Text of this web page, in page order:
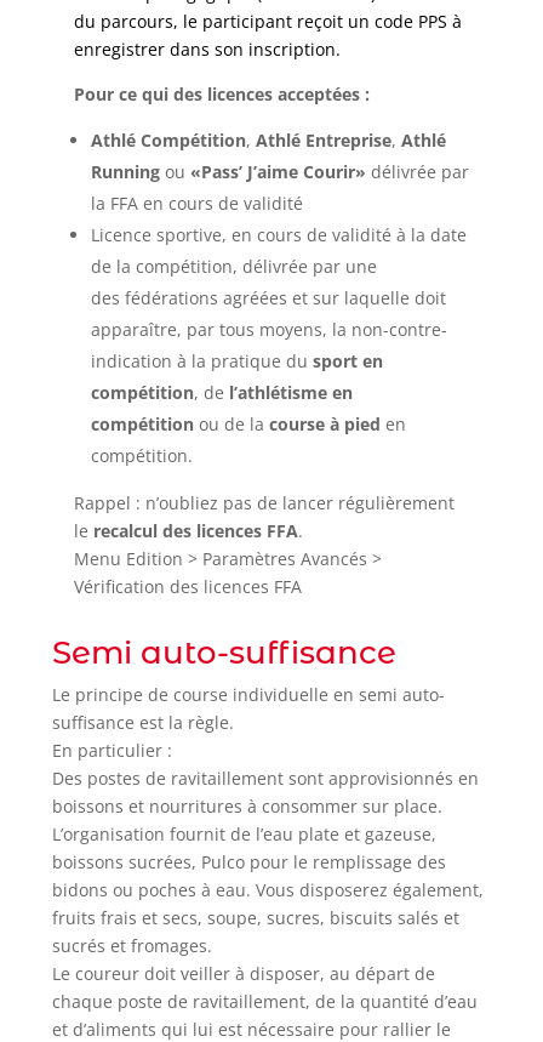
du parcours, le participant reçoit un code PPS à
enregistrer dans son inscription.
Pour ce qui des licences acceptées :
Athlé Compétition, Athlé Entreprise, Athlé
Runningou «Pass’ J’aime Courir» délivrée par
la FFA en cours de validité
Licence sportive, en cours de validité à la date
de la compétition, délivrée par une
des fédérations agréées et sur laquelle doit
apparaître, par tous moyens, la non-contre-
indication à la pratique du sport en
compétition, de l’athlétisme en
compétitionou de la course à pied en
compétition.
Rappel : n’oubliez pas de lancer régulièrement
le recalcul des licences FFA.
Menu Edition > Paramètres Avancés >
Vérification des licences FFA
Semi auto-suffisance
Le principe de course individuelle en semi auto-
suffisance est la règle.
En particulier :
Des postes de ravitaillement sont approvisionnés en
boissons et nourritures à consommer sur place.
L’organisation fournit de l’eau plate et gazeuse,
boissons sucrées, Pulco pour le remplissage des
bidons ou poches à eau. Vous disposerez également,
fruits frais et secs, soupe, sucres, biscuits salés et
sucrés et fromages.
Le coureur doit veiller à disposer, au départ de
chaque poste de ravitaillement, de la quantité d’eau
et d’aliments qui lui est nécessaire pour rallier le